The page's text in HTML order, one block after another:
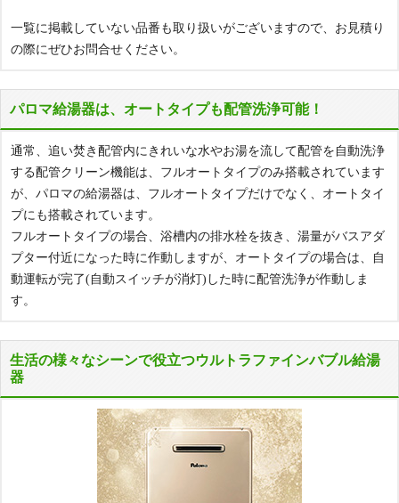
工事費込み価格
186,223円(税込)
ガス給湯器 据置 非エコジョーズ
ガス給湯器 据置
本体79%OFF
24号
162,306円(税込)
商品詳細
はこちら
パロマ壁掛タイプ給湯器のおすすめ商品
ふろ給湯器
壁掛設置 ふろ給湯器リモコンセット
本体82% OFF
非エコジョーズ
オートタイプ
FH-2423SAW-1
一覧に掲載していない品番も取り扱いがございますので、お見積り
の際にぜひお問合せください。
パロマ給湯器は、オートタイプも配管洗浄可能！
通常、追い焚き配管内にきれいな水やお湯を流して配管を自動洗浄
する配管クリーン機能は、フルオートタイプのみ搭載されています
が、パロマの給湯器は、フルオートタイプだけでなく、オートタイ
プにも搭載されています。
フルオートタイプの場合、浴槽内の排水栓を抜き、湯量がバスアダ
プター付近になった時に作動しますが、オートタイプの場合は、自
動運転が完了(自動スイッチが消灯)した時に配管洗浄が作動しま
す。
生活の様々なシーンで役立つウルトラファインバブル給湯
器